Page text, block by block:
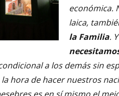
económica.
laica,
la Familia.
a los demás sin
hora de hacer nuestros